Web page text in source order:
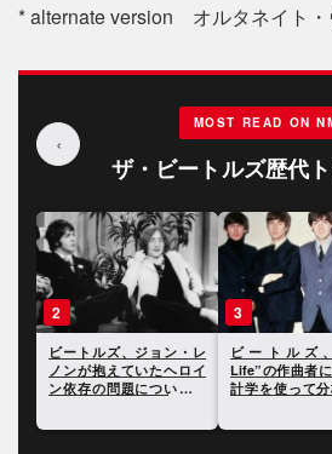
* alternate version オルタネイト・
‹
MOST READ ON
ザ・ビートルズ歴代
3
ビートルズ、“In My
Life”の作曲者について統
計学を使って分析した研
4
ポール・マッ
ー、ビートル
流布された死亡